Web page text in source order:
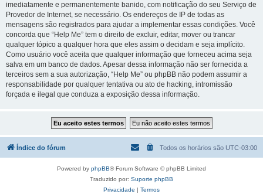
imediatamente e permanentemente banido, com notificação do seu Serviço de
Provedor de Internet, se necessário. Os endereços de IP de todas as
mensagens são registrados para ajudar a implementar essas condições. Você
concorda que “Help Me” tem o direito de excluir, editar, mover ou trancar
qualquer tópico a qualquer hora que eles assim o decidam e seja implícito.
Como usuário você aceita que qualquer informação que forneceu acima seja
salva em um banco de dados. Apesar dessa informação não ser fornecida a
terceiros sem a sua autorização, “Help Me” ou phpBB não podem assumir a
responsabilidade por qualquer tentativa ou ato de hacking, intromissão
forçada e ilegal que conduza a exposição dessa informação.
Índice do fórum Todos os horários são UTC-03:00
Powered by phpBB® Forum Software © phpBB Limited
Traduzido por: Suporte phpBB
Privacidade | Termos